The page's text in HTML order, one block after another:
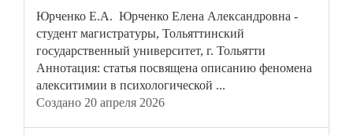
Юрченко Е.А. Юрченко Елена Александровна -
студент магистратуры, Тольяттинский
государственный университет, г. Тольятти
Аннотация: статья посвящена описанию феномена
алекситимии в психологической ...
Создано 20 апреля 2026